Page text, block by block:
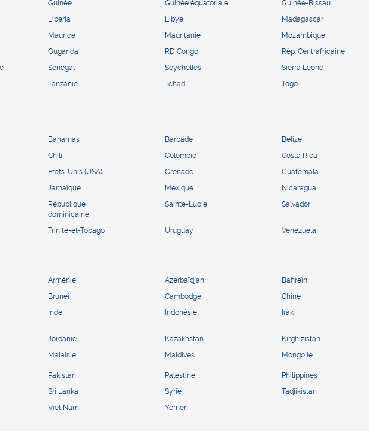
Guinée Guinée équatoriale Guinée-Bissau
Liberia Libye Madagascar
Maurice Mauritanie Mozambique
Ouganda RD Congo Rép. Centrafricaine
Sénégal Seychelles Sierra Leone
Tanzanie Tchad Togo
Bahamas Barbade Belize
Chili Colombie Costa Rica
États-Unis (USA) Grenade Guatemala
Jamaïque Mexique Nicaragua
République
dominicaine
Sainte-Lucie Salvador
Trinité-et-Tobago Uruguay Venezuela
Arménie Azerbaïdjan Bahreïn
Brunei Cambodge Chine
Inde Indonésie Irak
Jordanie Kazakhstan Kirghizistan
Malaisie Maldives Mongolie
Pakistan Palestine Philippines
Sri Lanka Syrie Tadjikistan
Viêt Nam Yémen